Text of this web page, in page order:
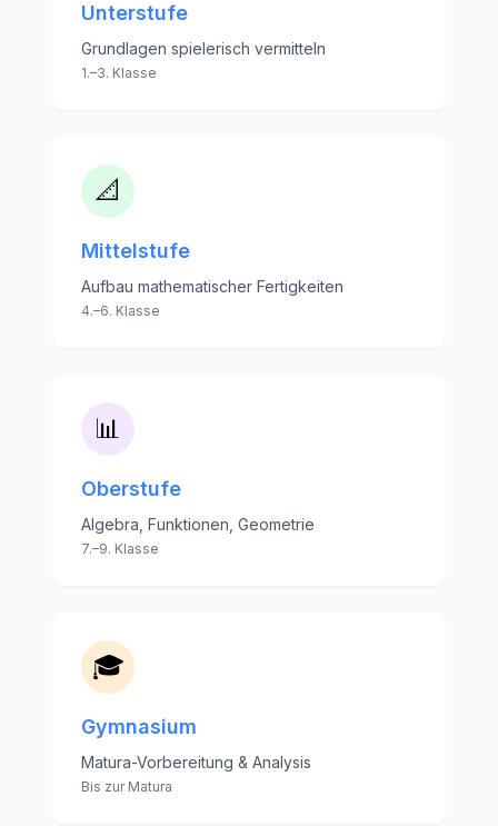
Unterstufe
Grundlagen spielerisch vermitteln
1.–3. Klasse
📐
Mittelstufe
Aufbau mathematischer Fertigkeiten
4.–6. Klasse
📊
Oberstufe
Algebra, Funktionen, Geometrie
7.–9. Klasse
🎓
Gymnasium
Matura-Vorbereitung & Analysis
Bis zur Matura